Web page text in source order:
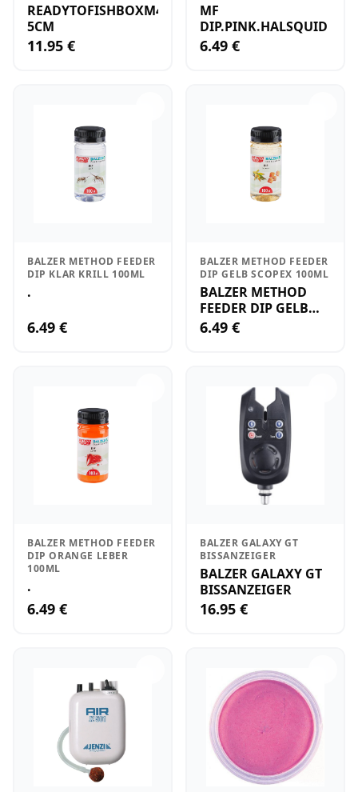
READYTOFISHBOXM4
5CM
11.95 €
MF
DIP.PINK.HALSQUID
6.49 €
BALZER METHOD FEEDER
DIP KLAR KRILL 100ML
.
6.49 €
BALZER METHOD FEEDER
DIP GELB SCOPEX 100ML
BALZER METHOD
FEEDER DIP GELB
SCOPEX 100ML
6.49 €
BALZER METHOD FEEDER
DIP ORANGE LEBER
100ML
.
6.49 €
BALZER GALAXY GT
BISSANZEIGER
BALZER GALAXY GT
BISSANZEIGER
16.95 €